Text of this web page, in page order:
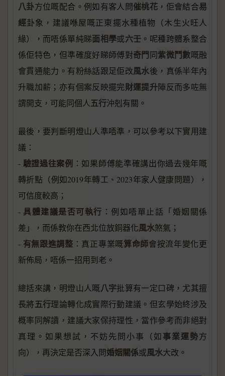
八卦方位嘅配合。例如有客人問催桃花 ，佢會結合易
經卦象，建議喺屋嘅正東擺水種植物（木生火旺人
緣），而唔係單純睇面相學或六壬 。呢種跨體系整合
係佢特色，但準確度好睇師傅對奇門同紫微鬥數嘅融
會貫通能力。有粉絲話跟足佢改風水後，真係半年內
升職加薪；亦有個案反映擺完財運提升陣反而多咗無
謂開支，可能同個人五行沖剋有關。
最後，要判斷明燈山人準唔準，可以參考以下實用建
議：
- 驗證過往案例 ：如果師傅能準確講出你過去幾年嘅
轉折點（例如2019年轉工、2023年家人健康問題），
可信度較高；
- 具體建議是否可執行 ：例如唔單止話「婚姻關係
差」，而係教你在西北位放銅器化風水煞氣；
- 有無跟進調整 ：真正專業嘅算命師會按流年變化更
新佈局，唔係一招用到老。
總括來講，明燈山人嘅八字批算有一定口碑，尤其擅
長將五行理論轉化成實際行動建議。但玄學始終涉及
概率同解讀，建議大家保持理性，當作參考而非絕對
真理。如果想試，不妨先問小事（如事業運勢方
向），再決定是否深入問婚姻關係或風水大改。